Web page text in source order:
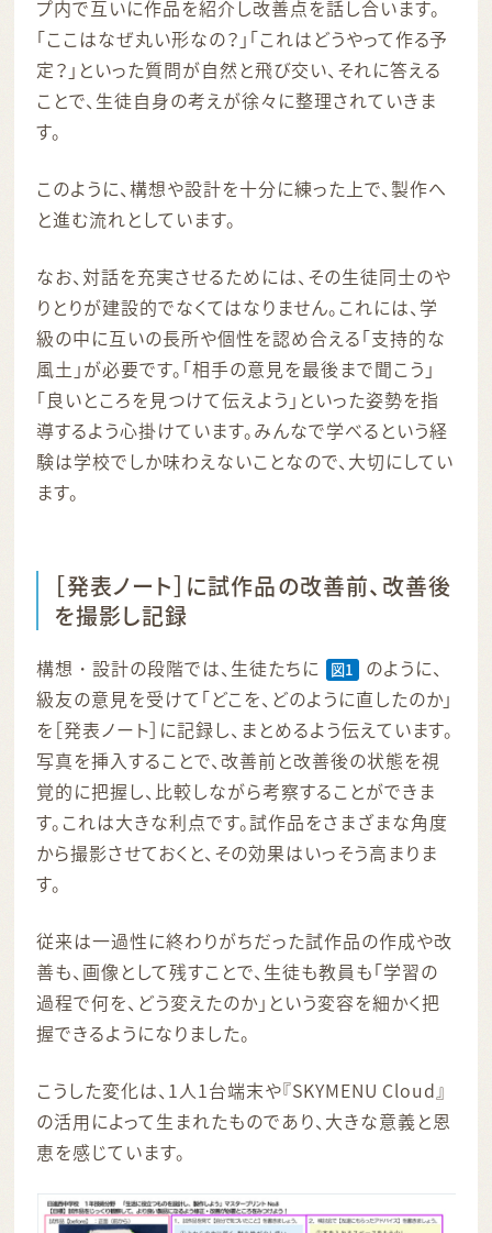
プ内で互いに作品を紹介し改善点を話し合います。
「ここはなぜ丸い形なの？」「これはどうやって作る予
定？」といった質問が自然と飛び交い、それに答える
ことで、生徒自身の考えが徐々に整理されていきま
す。
このように、構想や設計を十分に練った上で、製作へ
と進む流れとしています。
なお、対話を充実させるためには、その生徒同士のや
りとりが建設的でなくてはなりません。これには、学
級の中に互いの長所や個性を認め合える「支持的な
風土」が必要です。「相手の意見を最後まで聞こう」
「良いところを見つけて伝えよう」といった姿勢を指
導するよう心掛けています。みんなで学べるという経
験は学校でしか味わえないことなので、大切にしてい
ます。
［発表ノート］に試作品の改善前、改善後
を撮影し記録
構想・設計の段階では、生徒たちに 図1
のように、
級友の意見を受けて「どこを、どのように直したのか」
を［発表ノート］に記録し、まとめるよう伝えています。
写真を挿入することで、改善前と改善後の状態を視
覚的に把握し、比較しながら考察することができま
す。これは大きな利点です。試作品をさまざまな角度
から撮影させておくと、その効果はいっそう高まりま
す。
従来は一過性に終わりがちだった試作品の作成や改
善も、画像として残すことで、生徒も教員も「学習の
過程で何を、どう変えたのか」という変容を細かく把
握できるようになりました。
こうした変化は、1人1台端末や『SKYMENU Cloud』
の活用によって生まれたものであり、大きな意義と恩
恵を感じています。